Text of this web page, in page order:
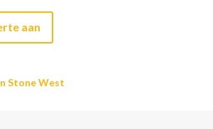
aan
Stone West